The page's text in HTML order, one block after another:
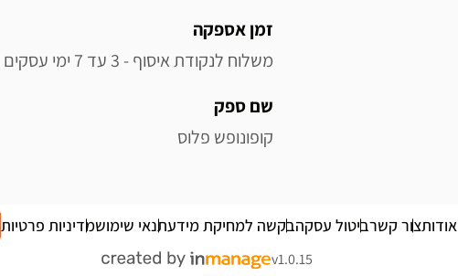
זמן אספקה
משלוח לנקודת איסוף - 3 עד 7 ימי עסקים
שם ספק
קופונופש פלוס
אודותצור קשרביטול עסקהבקשה למחיקת מידעתנאי שימושמדיניות פרטיות
v1.0.15